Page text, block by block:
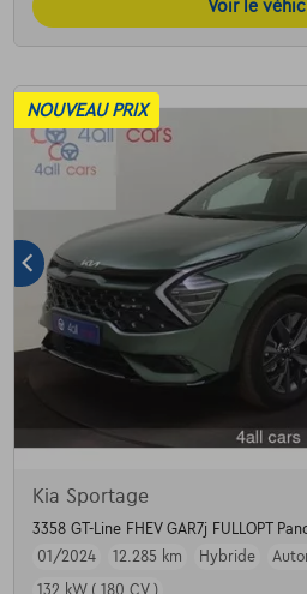
Voir le
NOUVEAU PRIX
Kia Sportage
3358 GT-Line FHEV GAR7j FULLOPT
01/2024
12.285 km Hybride
132 kW ( 180 CV )